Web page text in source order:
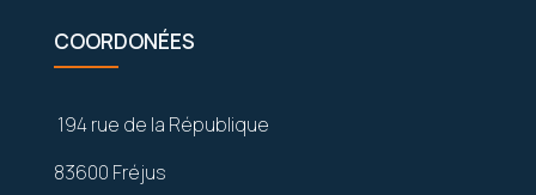
COORDONÉES
194 rue de la République
83600 Fréjus